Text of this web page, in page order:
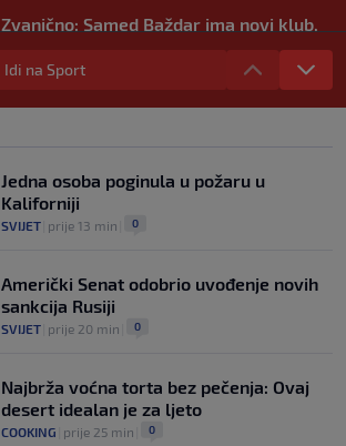
Zvanično: Samed Baždar ima novi klub,
zadužio broj sa velikom "težinom"
NOGOMET|prije 5 h
Prije nekoliko godina zaludjela je
Idi na Sport
Jedna osoba poginula u požaru u
Kaliforniji
SVIJET prije 13 min 0
Američki Senat odobrio uvođenje novih
sankcija Rusiji
SVIJET prije 20 min 0
Najbrža voćna torta bez pečenja: Ovaj
desert idealan je za ljeto
COOKING prije 25 min 0